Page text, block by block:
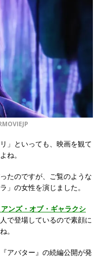
」といっても、映画を観て
ね。
たのですが、ご覧のような
」の女性を演じました。
アンズ・オブ・ギャラクシ
で登場しているので素顔に
。
アバター』の続編公開が発